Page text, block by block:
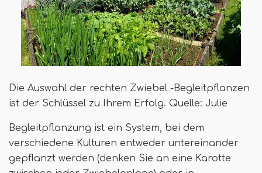
Die Auswahl der rechten Zwiebel -Begleitpflanzen
ist der Schlüssel zu Ihrem Erfolg. Quelle: Julie
Begleitpflanzung ist ein System, bei dem
verschiedene Kulturen entweder untereinander
gepflanzt werden (denken Sie an eine Karotte